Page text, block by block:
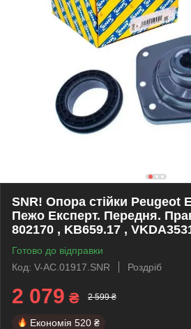
SNR! Опора стійки Peugeot
Пежо Експерт. Передня.
802170 , KB659.17 ,
Готово до відправки
Код: V-AC.01917.SNR
Роздріб
2 079 ₴ 2 599 ₴
Економія 520 ₴